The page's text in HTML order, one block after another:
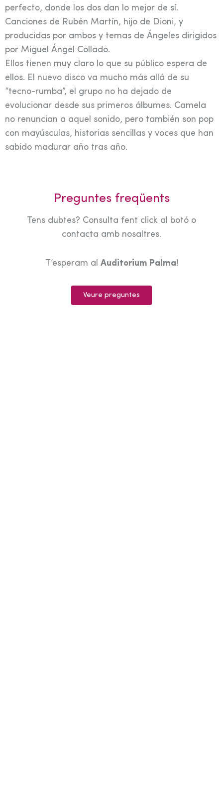
perfecto, donde los dos dan lo mejor de sí.
Canciones de Rubén Martín, hijo de Dioni, y
producidas por ambos y temas de Ángeles dirigidos
por Miguel Ángel Collado.
Ellos tienen muy claro lo que su público espera de
ellos. El nuevo disco va mucho más allá de su
“tecno-rumba”, el grupo no ha dejado de
evolucionar desde sus primeros álbumes. Camela
no renuncian a aquel sonido, pero también son pop
con mayúsculas, historias sencillas y voces que han
sabido madurar año tras año.
Preguntes freqüents
Tens dubtes? Consulta fent click al botó o
contacta amb nosaltres.
T’esperam al Auditorium Palma!
Veure preguntes